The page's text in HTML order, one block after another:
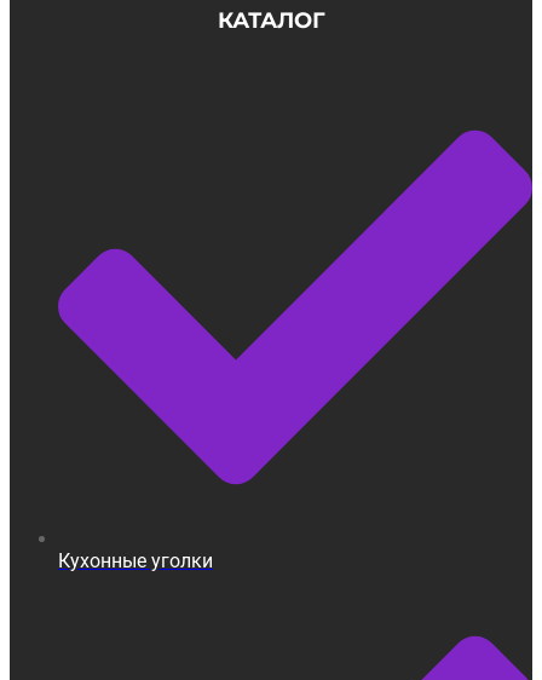
КАТАЛОГ
Кухонные уголки